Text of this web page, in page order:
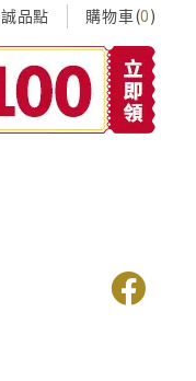
誠品點 購物車(0)